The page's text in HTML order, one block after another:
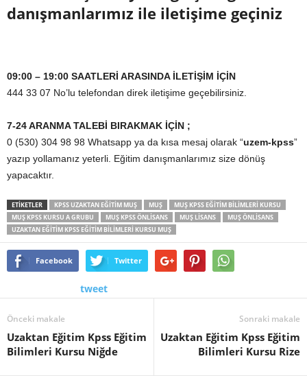
danışmanlarımız ile iletişime geçiniz
09:00 – 19:00 SAATLERİ ARASINDA İLETİŞİM İÇİN
444 33 07 No’lu telefondan direk iletişime geçebilirsiniz.
7-24 ARANMA TALEBİ BIRAKMAK İÇİN ;
0 (530) 304 98 98 Whatsapp ya da kısa mesaj olarak “uzem-kpss”
yazıp yollamanız yeterli. Eğitim danışmanlarımız size dönüş
yapacaktır.
ETİKETLER KPSS UZAKTAN EĞITIM MUŞ MUŞ
MUŞ KPSS EĞITIM BILIMLERI KURSU
MUŞ KPSS KURSU A GRUBU
MUŞ KPSS ÖNLISANS MUŞ LISANS
MUŞ ÖNLISANS
UZAKTAN EĞITIM KPSS EĞITIM BILIMLERI KURSU MUŞ
Facebook Twitter
tweet
Önceki makale
Uzaktan Eğitim Kpss Eğitim
Bilimleri Kursu Niğde
Sonraki makale
Uzaktan Eğitim Kpss Eğitim
Bilimleri Kursu Rize